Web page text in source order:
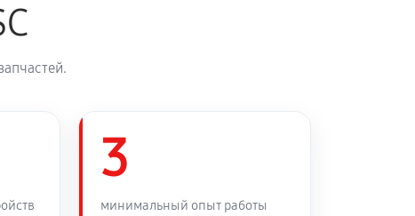
3
минимальный опыт работы